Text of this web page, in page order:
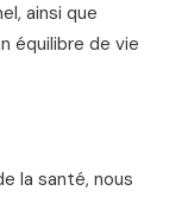
ainsi que
équilibre de vie
la santé, nous